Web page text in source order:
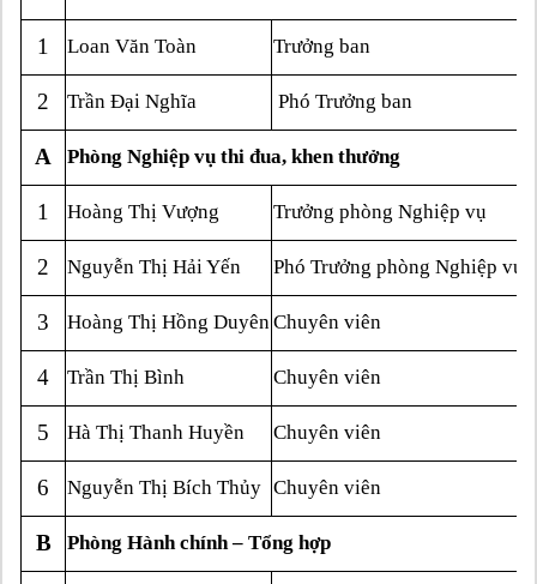
1 Loan Văn Toàn Trưởng ban
2 Trần Đại Nghĩa Phó Trưởng ban
A Phòng Nghiệp vụ thi đua, khen thưởng
1 Hoàng Thị Vượng Trưởng phòng Nghiệp vụ
2 Nguyễn Thị Hải Yến Phó Trưởng phòng Nghiệp vụ
3 Hoàng Thị Hồng DuyênChuyên viên
4 Trần Thị Bình Chuyên viên
5 Hà Thị Thanh Huyền Chuyên viên
6 Nguyễn Thị Bích Thủy Chuyên viên
B Phòng Hành chính – Tổng hợp